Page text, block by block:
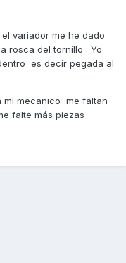
variador me he dado
rosca del tornillo . Yo
es decir pegada al
mi mecanico me faltan
falte más piezas